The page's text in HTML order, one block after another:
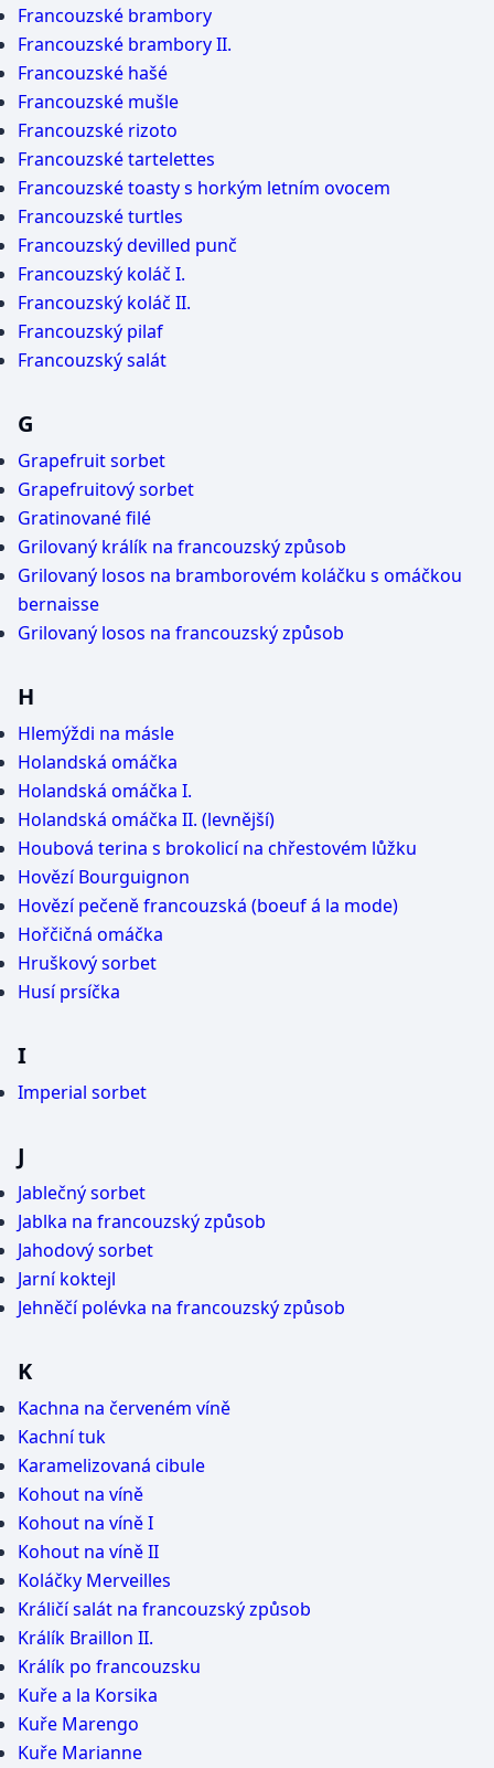
Francouzské brambory
Francouzské brambory II.
Francouzské hašé
Francouzské mušle
Francouzské rizoto
Francouzské tartelettes
Francouzské toasty s horkým letním ovocem
Francouzské turtles
Francouzský devilled punč
Francouzský koláč I.
Francouzský koláč II.
Francouzský pilaf
Francouzský salát
G
Grapefruit sorbet
Grapefruitový sorbet
Gratinované filé
Grilovaný králík na francouzský způsob
Grilovaný losos na bramborovém koláčku s omáčkou
bernaisse
Grilovaný losos na francouzský způsob
H
Hlemýždi na másle
Holandská omáčka
Holandská omáčka I.
Holandská omáčka II. (levnější)
Houbová terina s brokolicí na chřestovém lůžku
Hovězí Bourguignon
Hovězí pečeně francouzská (boeuf á la mode)
Hořčičná omáčka
Hruškový sorbet
Husí prsíčka
I
Imperial sorbet
J
Jablečný sorbet
Jablka na francouzský způsob
Jahodový sorbet
Jarní koktejl
Jehněčí polévka na francouzský způsob
K
Kachna na červeném víně
Kachní tuk
Karamelizovaná cibule
Kohout na víně
Kohout na víně I
Kohout na víně II
Koláčky Merveilles
Králičí salát na francouzský způsob
Králík Braillon II.
Králík po francouzsku
Kuře a la Korsika
Kuře Marengo
Kuře Marianne